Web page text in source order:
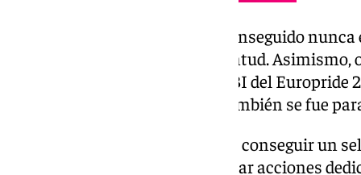
Ninguna ciudad española ha conseguido
Capitalidad Europea de la Juventud.
celebración internacional LGTBI del Europride
malagueña de Torremolinos, también se fue
El objetivo de esta iniciativa era conseguir un
Juventud 2027, con el que realizar acciones